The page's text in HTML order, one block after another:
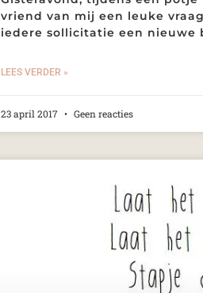
vriend van mij een leuke
iedere sollicitatie een nieuwe
LEES VERDER »
23 april 2017 Geen reacties